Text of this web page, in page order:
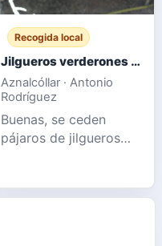
Recogida local
Jilgueros verderones pardillos
Aznalcóllar · Antonio
Rodríguez
Buenas, se ceden
pájaros de jilgueros
también de otros años